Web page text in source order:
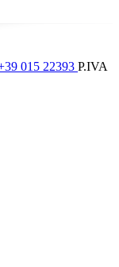
015 22393 P.IVA